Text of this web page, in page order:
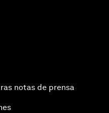
notas de prensa